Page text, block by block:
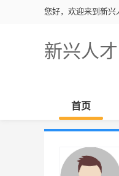
您好，欢迎来到新兴
新兴人
首页